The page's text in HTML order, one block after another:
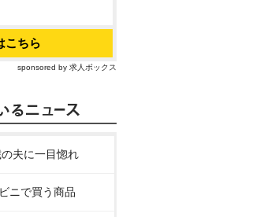
こちら
sponsored by 求人ボックス
夫に一目惚れ
ニで買う商品